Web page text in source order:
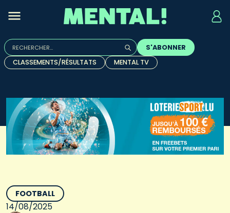
Rechercher :
Quand les résultats de l'auto-complétion sont
S'ABONNER
CLASSEMENTS/RÉSULTATS
MENTAL TV
FOOTBALL
14/08/2025